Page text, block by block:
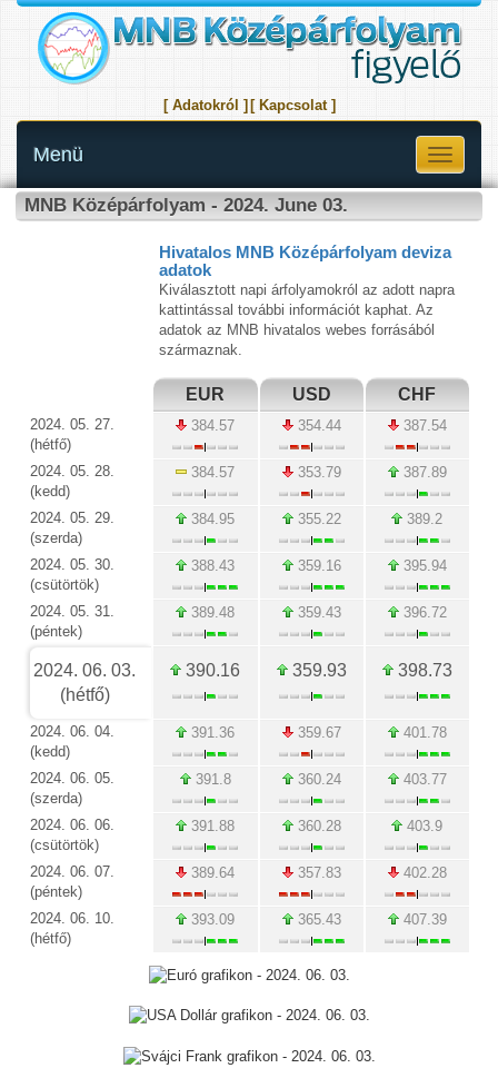
[ Adatokról ] [ Kapcsolat ]
Toggle
Menü
MNB Középárfolyam - 2024. June 03.
Hivatalos MNB Középárfolyam deviza
adatok
Kiválasztott napi árfolyamokról az adott napra
kattintással további információt kaphat. Az
adatok az MNB hivatalos webes forrásából
származnak.
EUR USD CHF
2024. 05. 27.
(hétfő)
384.57 354.44 387.54
2024. 05. 28.
(kedd)
384.57 353.79 387.89
2024. 05. 29.
(szerda)
384.95 355.22 389.2
2024. 05. 30.
(csütörtök)
388.43 359.16 395.94
2024. 05. 31.
(péntek)
389.48 359.43 396.72
2024. 06. 03.
(hétfő)
390.16 359.93 398.73
2024. 06. 04.
(kedd)
391.36 359.67 401.78
2024. 06. 05.
(szerda)
391.8 360.24 403.77
2024. 06. 06.
(csütörtök)
391.88 360.28 403.9
2024. 06. 07.
(péntek)
389.64 357.83 402.28
2024. 06. 10.
(hétfő)
393.09 365.43 407.39